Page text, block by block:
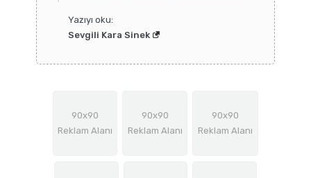
Yazıyı oku:
Sevgili Kara Sinek
90x90
Reklam Alanı
90x90
Reklam Alanı
90x90
Reklam Alanı